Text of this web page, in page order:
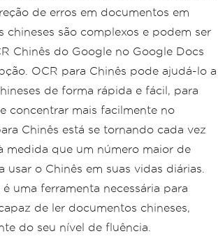
de erros em documentos em
chineses são complexos e podem ser
Chinês do Google no Google Docs
OCR para Chinês pode ajudá-lo a
de forma rápida e fácil, para
concentrar mais facilmente no
Chinês está se tornando cada vez
medida que um número maior de
usar o Chinês em suas vidas diárias.
uma ferramenta necessária para
de ler documentos chineses,
do seu nível de fluência.